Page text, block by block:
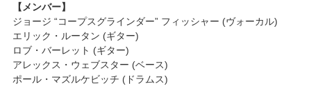
【メンバー】
ジョージ “コープスグラインダー” フィッシャー (ヴォーカル)
エリック・ルータン (ギター)
ロブ・バーレット (ギター)
アレックス・ウェブスター (ベース)
ポール・マズルケビッチ (ドラムス)